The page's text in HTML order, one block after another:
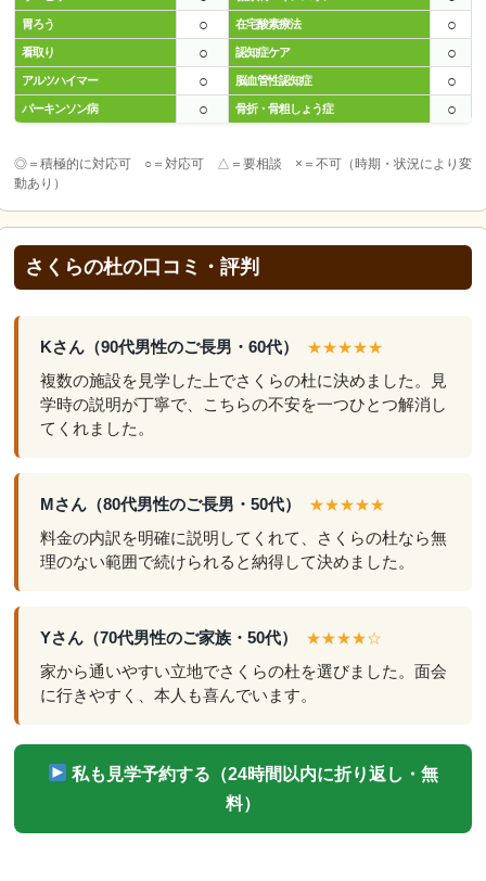
胃ろう ○ 在宅酸素療法 ○
看取り ○ 認知症ケア ○
アルツハイマー ○ 脳血管性認知症 ○
パーキンソン病 ○ 骨折・骨粗しょう症 ○
◎＝積極的に対応可 ○＝対応可 △＝要相談 ×＝不可（時期・状況により変
動あり）
さくらの杜の口コミ・評判
Kさん（90代男性のご長男・60代） ★★★★★
複数の施設を見学した上でさくらの杜に決めました。見
学時の説明が丁寧で、こちらの不安を一つひとつ解消し
てくれました。
Mさん（80代男性のご長男・50代） ★★★★★
料金の内訳を明確に説明してくれて、さくらの杜なら無
理のない範囲で続けられると納得して決めました。
Yさん（70代男性のご家族・50代） ★★★★☆
家から通いやすい立地でさくらの杜を選びました。面会
に行きやすく、本人も喜んでいます。
私も見学予約する（24時間以内に折り返し・無
料）